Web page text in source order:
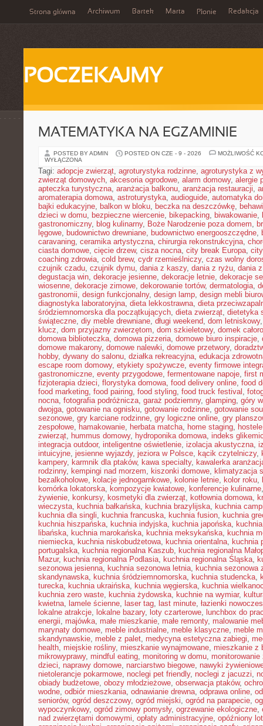
Strona główna Archiwum Bartek Marta Płonie Redakcja
POCZEKAJMY
MATEMATYKA NA EGZAMINIE
POSTED BY ADMIN POSTED ON CZE - 9 - 2026
MOŻLIWOŚĆ
WYŁĄCZONA
Tagi: adopcje zwierząt, agroturystyka rodzinne, agroturystyka z
zwierząt domowych, akcesoria ogrodowe, alarm domowy, alergie
apteczka turystyczna, aranżacja balkonu, aranżacja restauracji,
aromaterapia domowa, astroturystyka, audioguide, automatyka
bajki edukacyjne, balkon w bloku, beczka na deszczówkę,
dzieci w domu, bezpieczne wiercenie, bikepacking, biwakowanie,
gastronomiczny, blog kulinarny, Boże Narodzenie poza domem,
lęgowe, budownictwo drewniane, budownictwo energooszczędne,
caravaning, ceramika artystyczna, chirurgia rekonstrukcyjna,
ciasta domowe, cięcie drzew, cisza nocna, city break Europa,
coaching zdrowia, cold brew, cydr rzemieślniczy, czas wolny
czujnik czadu, czujnik dymu, dania z kaszy, dania z ryżu, dania
degustacja win, dekoracje jesienne, dekoracje letnie, dekoracje
wiosenne, dekoracje zimowe, dekorowanie tortów, dermatologia,
gastronomii, design funkcjonalny, design lamp, design mebli
diagnostyka laboratoryjna, dieta lekkostrawna, dieta
śródziemnomorska dla początkujących, dieta zwierząt, dietetyka
świąteczne, diy meble drewniane, długi weekend, dom letniskowy
klucz, dom przyjazny zwierzętom, dom szkieletowy, domek
domowa biblioteczka, domowa pizzeria, domowe biuro inspiracje,
domowe makarony, domowe nalewki, domowe przetwory,
hobby, dywany do salonu, działka rekreacyjna, edukacja
escape room domowy, etykiety spożywcze, eventy firmowe
gastronomiczne, eventy przygodowe, fermentowane napoje, first
fizjoterapia dzieci, florystyka domowa, food delivery online, food
food marketing, food pairing, food styling, food truck festival ,
nocna, fotografia podróżnicza, garaż podziemny, glamping, góry
dwojga, gotowanie na ognisku, gotowanie rodzinne, gotowanie
sezonowe, gry karciane rodzinne, gry logiczne online, gry
zespołowe, hamakowanie, herbata matcha, home staging,
zwierząt, hummus domowy, hydroponika domowa, indeks
integracja outdoor, inteligentne oświetlenie, izolacja akustyczna,
intuicyjne, jesienne wyjazdy, jeziora w Polsce, kącik czytelniczy,
kampery, karmnik dla ptaków, kawa specialty, kawalerka
rodzinny, kempingi nad morzem, kiszonki domowe, klimatyzacja
bezalkoholowe, kolacje jednogarnkowe, kolonie letnie, kolor roku,
komórka lokatorska, kompozycje kwiatowe, konferencje kulinarne
żywienie, konkursy, kosmetyki dla zwierząt, kotłownia domowa,
wieczysta, kuchnia bałkańska, kuchnia brazylijska, kuchnia
kuchnia dla singli, kuchnia francuska, kuchnia fusion, kuchnia
kuchnia hiszpańska, kuchnia indyjska, kuchnia japońska,
libańska, kuchnia marokańska, kuchnia meksykańska, kuchnia
niemiecka, kuchnia niskobudżetowa, kuchnia orientalna, kuchnia
portugalska, kuchnia regionalna Kaszub, kuchnia regionalna
Mazur, kuchnia regionalna Podlasia, kuchnia regionalna Śląska,
sezonowa jesienna, kuchnia sezonowa letnia, kuchnia sezonowa
skandynawska, kuchnia śródziemnomorska, kuchnia studencka,
turecka, kuchnia ukraińska, kuchnia węgierska, kuchnia
kuchnia zero waste, kuchnia żydowska, kuchnie na wymiar,
kwietna, lamele ścienne, laser tag, last minute, łazienki
lokalne atrakcje, lokalne bazary, loty czarterowe, lunchbox do
energii, majówka, małe mieszkanie, małe remonty, malowanie
marynaty domowe, meble industrialne, meble klasyczne, meble
skandynawskie, meble z palet, medycyna estetyczna zabiegi,
health, miejskie rośliny, mieszkanie wynajmowane, mieszkanie z
mikrowyprawy, mindful eating, monitoring w domu, monitorowanie
dzieci, naprawy domowe, narciarstwo biegowe, nawyki
nietolerancje pokarmowe, noclegi pet friendly, noclegi z jacuzzi,
obiady budżetowe, obozy młodzieżowe, obserwacja ptaków,
wodne, odbiór mieszkania, odnawianie drewna, odprawa online,
seniorów, ogród deszczowy, ogród miejski, ogród na parapecie,
wypoczynkowy, ogród zimowy pomysły, ogrzewanie ekologiczne,
nad zwierzętami domowymi, opłaty administracyjne, opóźniony lot